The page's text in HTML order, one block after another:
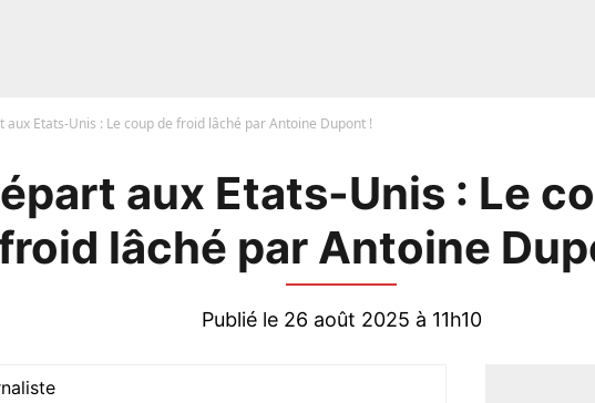
aux Etats-Unis : Le coup de froid lâché par Antoine Dupont !
aux Etats-Unis : Le
lâché par Antoine
Publié le 26 août 2025 à 11h10